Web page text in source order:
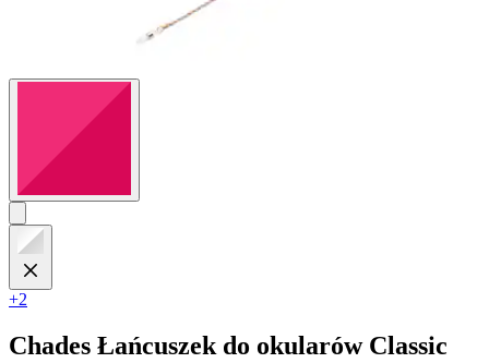
+2
Chades Łańcuszek do okularów Classic